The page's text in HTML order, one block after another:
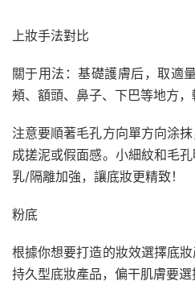
上妝手法對比
關于用法：基礎護膚后，取適
頰、額頭、鼻子、下巴等地方，
注意要順著毛孔方向單方向涂
成搓泥或假面感。小細紋和毛
乳/隔離加強，讓底妝更精致！
粉底
根據你想要打造的妝效選擇底
持久型底妝產品，偏干肌膚要選